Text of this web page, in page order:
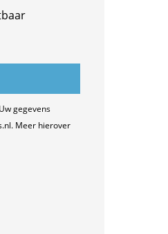
gegevens
Meer hierover